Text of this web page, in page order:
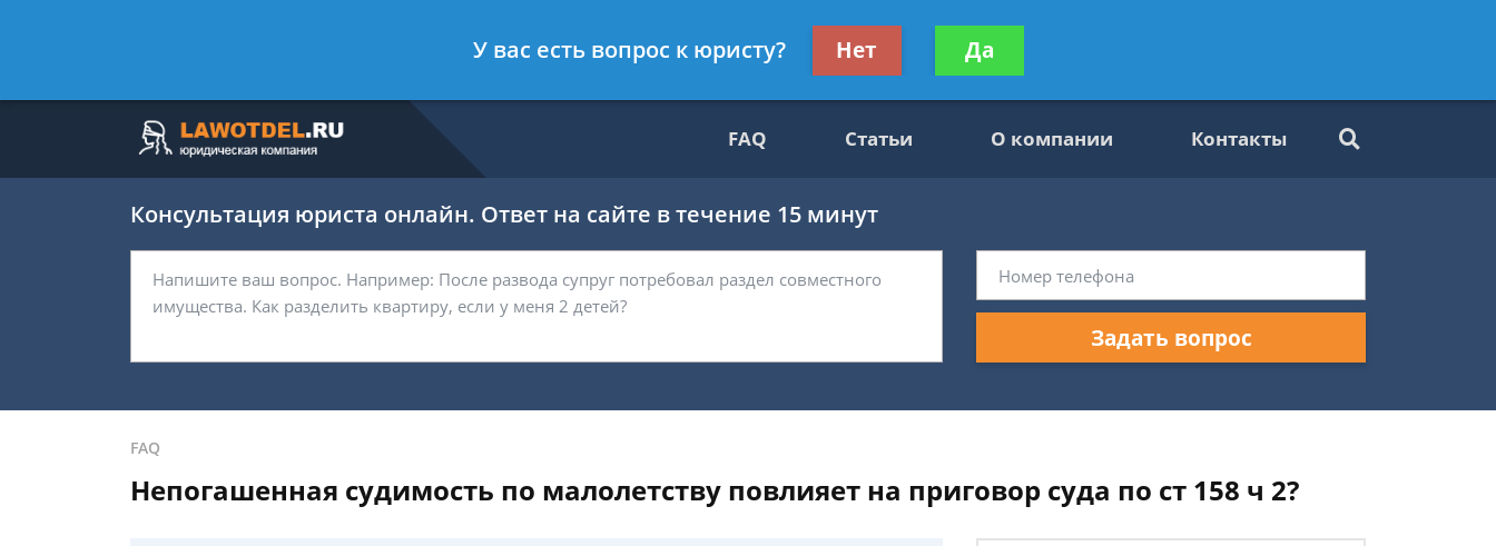
7 812 467-37-69
Получите консультацию
бесплатно
FAQ Статьи О компании Контакты
Консультация юриста онлайн. Ответ на сайте в течение 15 минут
Задать вопрос
FAQ
Непогашенная судимость по малолетству повлияет на приговор суда по ст 158 ч 2?
У вас есть вопрос к юристу? Нет Да